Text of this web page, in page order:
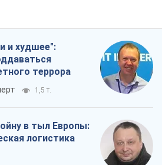
и худшее":
террора
1,5 т.
в тыл Европы:
логистика